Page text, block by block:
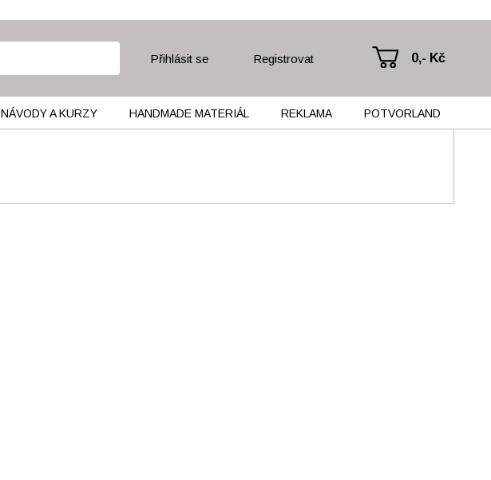
Přihlásit se Registrovat 0,- Kč
NÁVODY A KURZY HANDMADE MATERIÁL REKLAMA POTVORLAND